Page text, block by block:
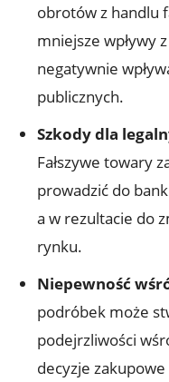
obrotów z handlu
mniejsze wpływy
negatywnie
publicznych.
Szkody dla
Fałszywe towary
prowadzić do
a w⁢ rezultacie do
rynku.
Niepewność
podróbek może
podejrzliwości
decyzje⁤